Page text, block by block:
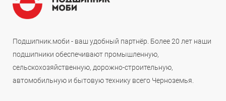
Подшипник.моби - ваш удобный партнёр. Более 20 лет наши
подшипники обеспечивают промышленную,
сельскохозяйственную, дорожно-строительную,
автомобильную и бытовую технику всего Черноземья.